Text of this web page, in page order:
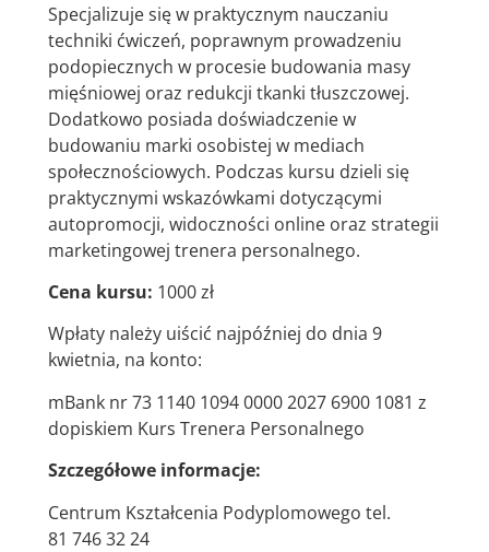
Specjalizuje się w praktycznym nauczaniu
techniki ćwiczeń, poprawnym prowadzeniu
podopiecznych w procesie budowania masy
mięśniowej oraz redukcji tkanki tłuszczowej.
Dodatkowo posiada doświadczenie w
budowaniu marki osobistej w mediach
społecznościowych. Podczas kursu dzieli się
praktycznymi wskazówkami dotyczącymi
autopromocji, widoczności online oraz strategii
marketingowej trenera personalnego.
Cena kursu: 1000 zł
Wpłaty należy uiścić najpóźniej do dnia 9
kwietnia, na konto:
mBank nr 73 1140 1094 0000 2027 6900 1081 z
dopiskiem Kurs Trenera Personalnego
Szczegółowe informacje:
Centrum Kształcenia Podyplomowego tel.
81 746 32 24